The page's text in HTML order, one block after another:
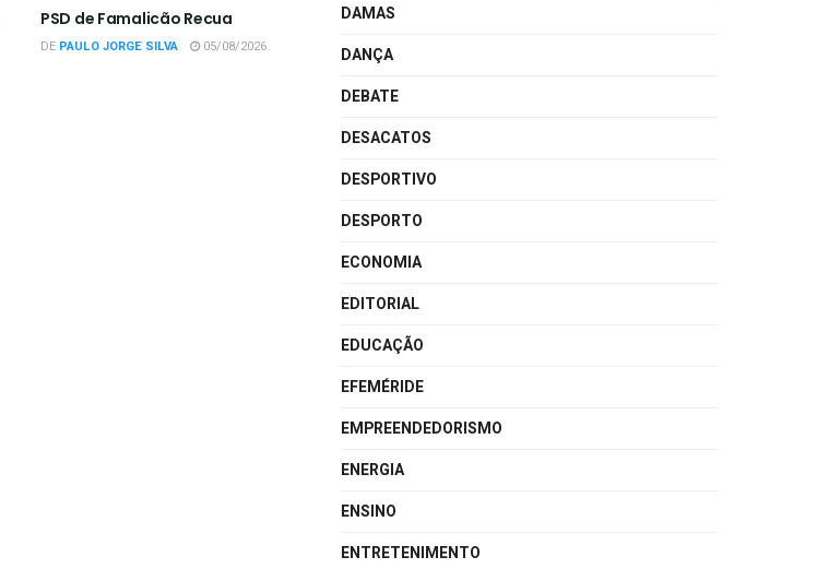
PSD de Famalicão Recua
DE PAULO JORGE SILVA 05/08/2026
DAMAS
DANÇA
DEBATE
DESACATOS
DESPORTIVO
DESPORTO
ECONOMIA
EDITORIAL
EDUCAÇÃO
EFEMÉRIDE
EMPREENDEDORISMO
ENERGIA
ENSINO
ENTRETENIMENTO